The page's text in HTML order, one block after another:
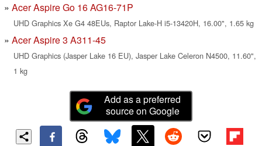
Acer Aspire Go 16 AG16-71P
UHD Graphics Xe G4 48EUs, Raptor Lake-H i5-13420H, 16.00", 1.65 kg
Acer Aspire 3 A311-45
UHD Graphics (Jasper Lake 16 EU), Jasper Lake Celeron N4500, 11.60",
1 kg
Add as a preferred
source on Google